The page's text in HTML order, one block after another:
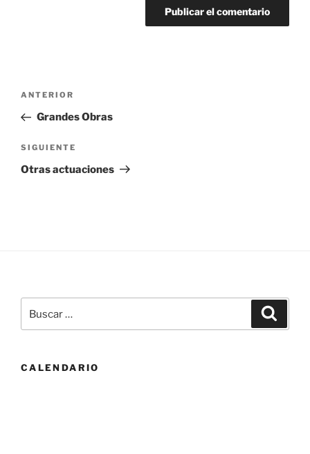
Navegación
entradas
Entrada
anterior:
ANTERIOR
Grandes Obras
Siguiente
entrada
SIGUIENTE
Otras actuaciones
por:
CALENDARIO